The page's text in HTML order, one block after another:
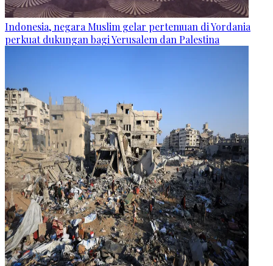
Indonesia, negara Muslim gelar pertemuan di Yordania
perkuat dukungan bagi Yerusalem dan Palestina